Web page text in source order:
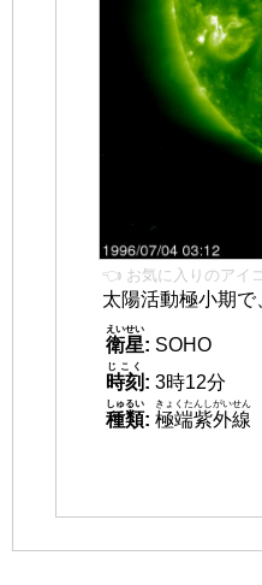
👈 お気に入りのアイ
太陽活動極小期で
衛星
えいせい
: SOHO
時刻
じこく
: 3時12分
種類
しゅるい
: 極端紫外線
きょくたんしがいせん